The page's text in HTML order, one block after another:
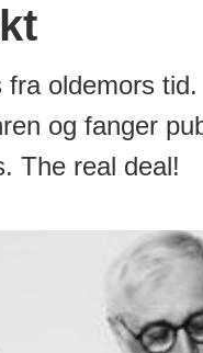
oldemors
og fanger
The real deal!